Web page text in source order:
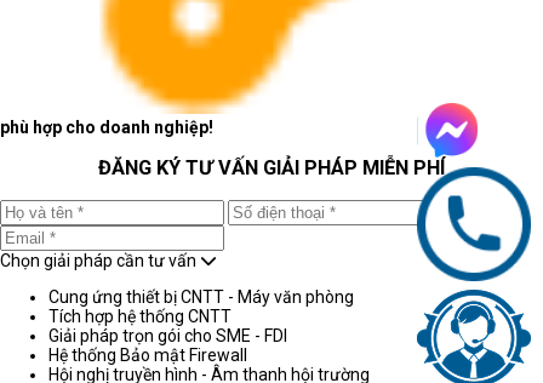
phù hợp cho doanh nghiệp!
ĐĂNG KÝ TƯ VẤN GIẢI PHÁP MIỄN PHÍ
Chọn giải pháp cần tư vấn
Cung ứng thiết bị CNTT - Máy văn phòng
Tích hợp hệ thống CNTT
Giải pháp trọn gói cho SME - FDI
Hệ thống Bảo mật Firewall
Hội nghị truyền hình - Âm thanh hội trường